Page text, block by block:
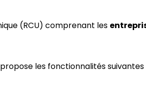
(RCU) comprenant les
les fonctionnalités suivantes